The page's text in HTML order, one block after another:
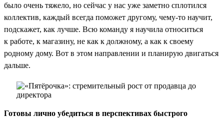
было очень тяжело, но сейчас у нас уже заметно сплотился
коллектив, каждый всегда поможет другому, чему-то научит,
подскажет, как лучше. Всю команду я научила относиться
к работе, к магазину, не как к должному, а как к своему
родному дому. Вот в этом направлении и планирую двигаться
дальше.
Готовы лично убедиться в перспективах быстрого